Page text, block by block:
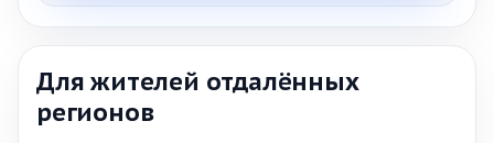
Для жителей отдалённых
регионов